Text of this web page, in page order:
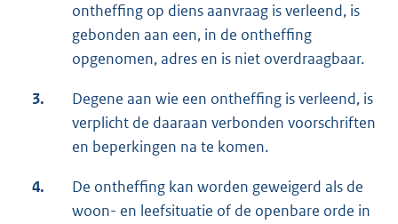
ontheffing op diens aanvraag is verleend, is
gebonden aan een, in de ontheffing
opgenomen, adres en is niet overdraagbaar.
3.
Degene aan wie een ontheffing is verleend, is
verplicht de daaraan verbonden voorschriften
en beperkingen na te komen.
4.
De ontheffing kan worden geweigerd als de
woon- en leefsituatie of de openbare orde in